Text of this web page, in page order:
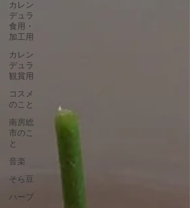
カレン
デュラ
食用・
加工用
カレン
デュラ
観賞用
コスメ
のこと
南房総
市のこ
と
音楽
そら豆
ハーブ